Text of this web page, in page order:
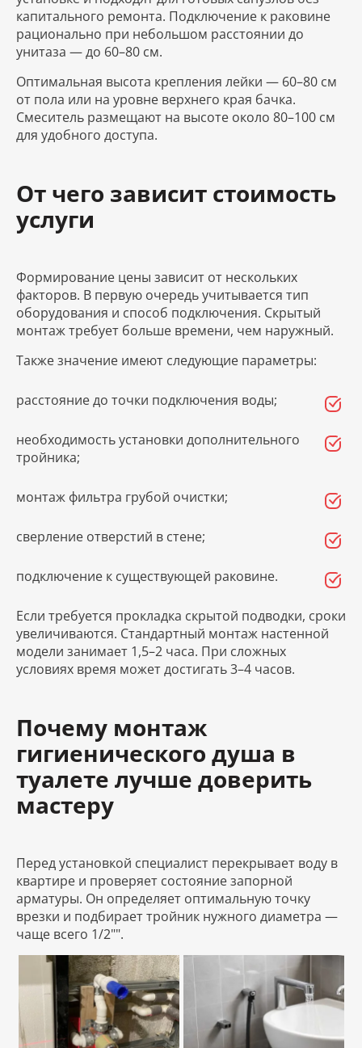
капитального ремонта. Подключение к раковине
рационально при небольшом расстоянии до
унитаза — до 60–80 см.
Оптимальная высота крепления лейки — 60–80 см
от пола или на уровне верхнего края бачка.
Смеситель размещают на высоте около 80–100 см
для удобного доступа.
От чего зависит стоимость
услуги
Формирование цены зависит от нескольких
факторов. В первую очередь учитывается тип
оборудования и способ подключения. Скрытый
монтаж требует больше времени, чем наружный.
Также значение имеют следующие параметры:
расстояние до точки подключения воды;
необходимость установки дополнительного
тройника;
монтаж фильтра грубой очистки;
сверление отверстий в стене;
подключение к существующей раковине.
Если требуется прокладка скрытой подводки, сроки
увеличиваются. Стандартный монтаж настенной
модели занимает 1,5–2 часа. При сложных
условиях время может достигать 3–4 часов.
Почему монтаж
гигиенического душа в
туалете лучше доверить
мастеру
Перед установкой специалист перекрывает воду в
квартире и проверяет состояние запорной
арматуры. Он определяет оптимальную точку
врезки и подбирает тройник нужного диаметра —
чаще всего 1/2"".